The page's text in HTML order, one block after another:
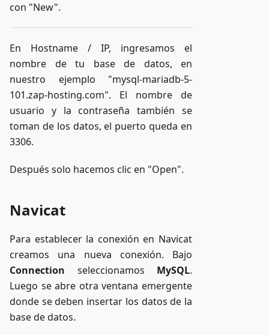
con "New".
En Hostname / IP, ingresamos el
nombre de tu base de datos, en
nuestro ejemplo "mysql-mariadb-5-
101.zap-hosting.com". El nombre de
usuario y la contraseña también se
toman de los datos, el puerto queda en
3306.
Después solo hacemos clic en "Open".
Navicat
Para establecer la conexión en Navicat
creamos una nueva conexión. Bajo
Connection seleccionamos MySQL.
Luego se abre otra ventana emergente
donde se deben insertar los datos de la
base de datos.